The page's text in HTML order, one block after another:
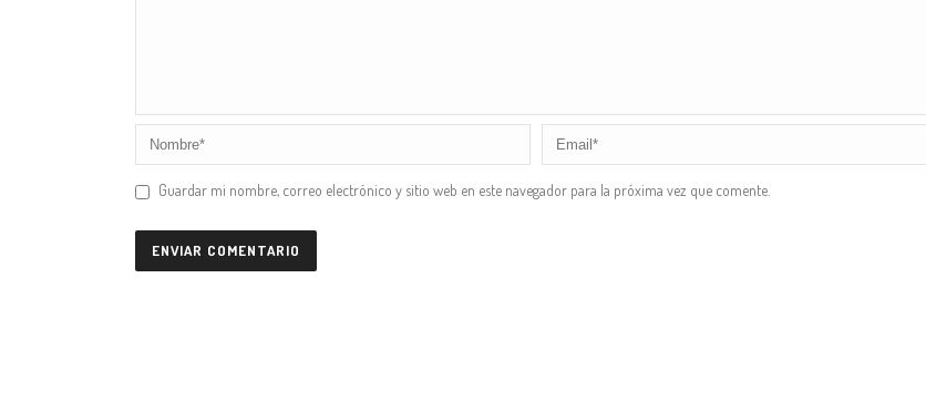
Guardar mi nombre, correo electrónico y sitio web en este navegador para la próxima vez que comente.